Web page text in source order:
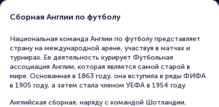
Сборная Англии по футболу
Национальная команда Англии по футболу представляет
страну на международной арене, участвуя в матчах и
турнирах. Ее деятельность курирует Футбольная
ассоциация Англии, которая является самой старой в
мире. Основанная в 1863 году, она вступила в ряды ФИФА
в 1905 году, а затем стала членом УЕФА в 1954 году.
Английская сборная, наряду с командой Шотландии,